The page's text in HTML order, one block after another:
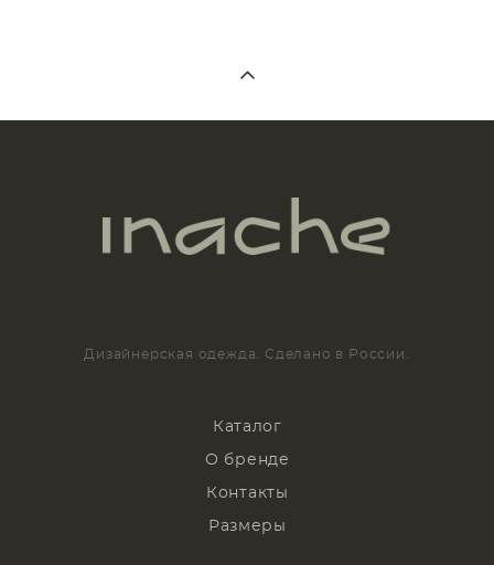
Дизайнерская одежда. Сделано в России.
Каталог
О бренде
Контакты
Размеры